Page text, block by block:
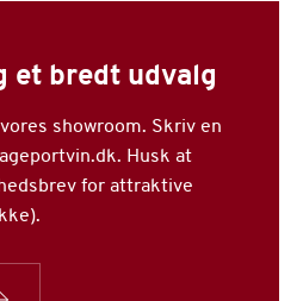
et bredt udvalg
showroom. Skriv en
Husk at
for attraktive